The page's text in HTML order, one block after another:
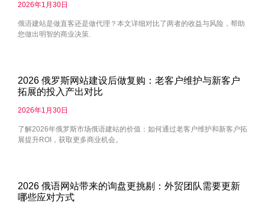
2026年1月30日
俄语建站是做直客还是做代理？本文详细对比了两者的收益与风险，帮助
您做出明智的商业决策.
2026 俄罗斯网站建设后做复购：老客户维护与新客户
拓展的投入产出对比
2026年1月30日
了解2026年俄罗斯市场俄语建站的价值：如何通过老客户维护和新客户拓
展提升ROI，获取更多商业机会。
2026 俄语网站带来的询盘更挑剔：外贸团队需要更新
哪些应对方式